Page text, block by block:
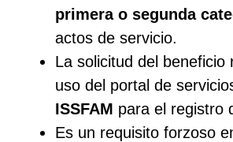
primera o segunda
actos de servicio.
La solicitud del beneficio
uso del portal de
ISSFAM para el registro
Es un requisito forzoso